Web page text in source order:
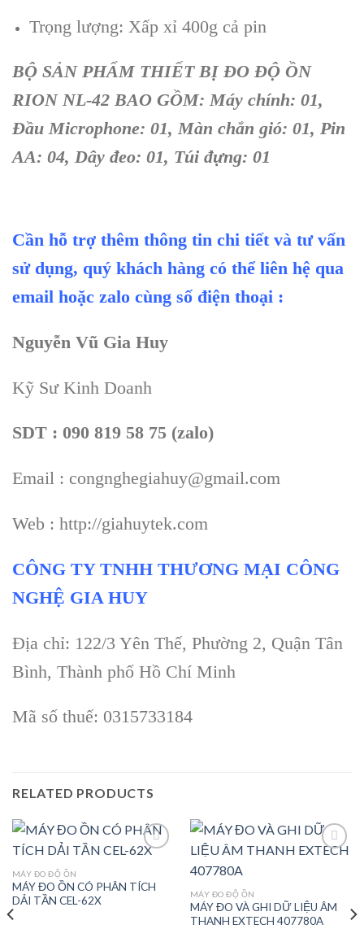
Trọng lượng: Xấp xỉ 400g cả pin
BỘ SẢN PHẨM THIẾT BỊ ĐO ĐỘ ỒN
RION NL-42 BAO GỒM:Máy chính: 01,
Đầu Microphone: 01, Màn chắn gió: 01, Pin
AA: 04, Dây đeo: 01, Túi đựng: 01
Cần hỗ trợ thêm thông tin chi tiết và tư vấn
sử dụng, quý khách hàng có thể liên hệ qua
email hoặc zalo cùng số điện thoại :
Nguyễn Vũ Gia Huy
Kỹ Sư Kinh Doanh
SDT : 090 819 58 75 (zalo)
Email : congnghegiahuy@gmail.com
Web : http://giahuytek.com
CÔNG TY TNHH THƯƠNG MẠI CÔNG
NGHỆ GIA HUY
Địa chỉ: 122/3 Yên Thế, Phường 2, Quận Tân
Bình, Thành phố Hồ Chí Minh
Mã số thuế: 0315733184
RELATED PRODUCTS
Add to
MÁY ĐO ĐỘ ỒN
MÁY ĐO ỒN CÓ PHÂN TÍCH
DẢI TẦN CEL-62X
wishlist
MÁY ĐO ĐỘ ỒN
MÁY ĐO VÀ GHI DỮ LIỆU ÂM
THANH EXTECH 407780A